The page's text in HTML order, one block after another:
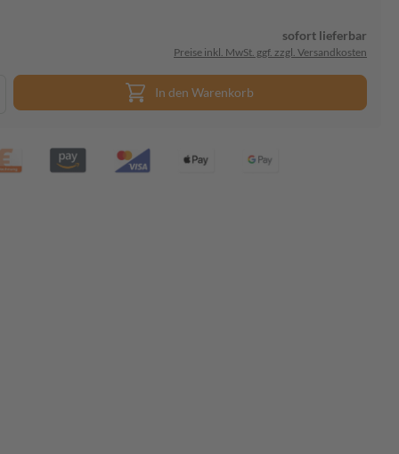
sofort lieferbar
Preise inkl. MwSt. ggf. zzgl. Versandkosten
In den Warenkorb